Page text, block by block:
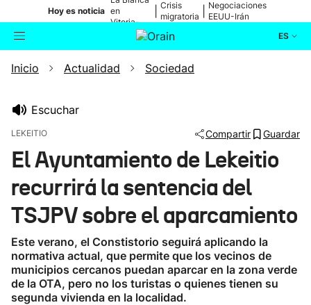
Hoy es noticia en
Vitoria-
Gasteiz
Crisis
migratoria
Negociaciones
EEUU-Irán
ES
Buscador Actualidad
Ikusmiran
Eguraldia
Inicio Actualidad Sociedad
Escuchar
LEKEITIO Compartir Guardar
El Ayuntamiento de Lekeitio
recurrirá la sentencia del
TSJPV sobre el aparcamiento
Este verano, el Constistorio seguirá aplicando la
normativa actual, que permite que los vecinos de
municipios cercanos puedan aparcar en la zona verde
de la OTA, pero no los turistas o quienes tienen su
segunda vivienda en la localidad.